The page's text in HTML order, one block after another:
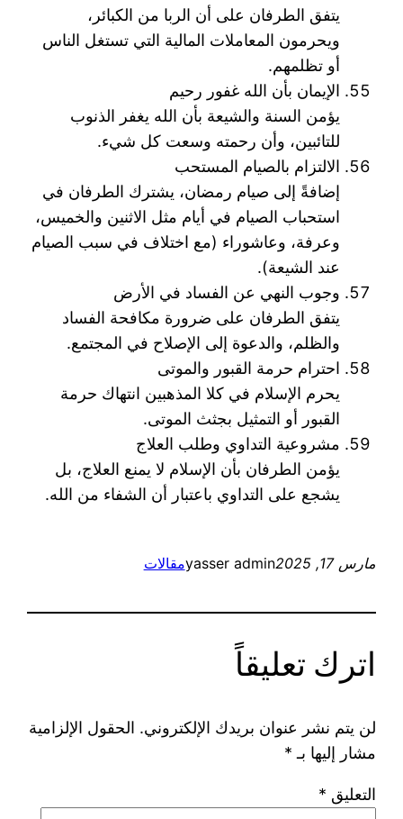
يتفق الطرفان على أن الربا من الكبائر،
ويحرمون المعاملات المالية التي تستغل الناس
أو تظلمهم.
الإيمان بأن الله غفور رحيم
يؤمن السنة والشيعة بأن الله يغفر الذنوب
للتائبين، وأن رحمته وسعت كل شيء.
الالتزام بالصيام المستحب
إضافةً إلى صيام رمضان، يشترك الطرفان في
استحباب الصيام في أيام مثل الاثنين والخميس،
وعرفة، وعاشوراء (مع اختلاف في سبب الصيام
عند الشيعة).
وجوب النهي عن الفساد في الأرض
يتفق الطرفان على ضرورة مكافحة الفساد
والظلم، والدعوة إلى الإصلاح في المجتمع.
احترام حرمة القبور والموتى
يحرم الإسلام في كلا المذهبين انتهاك حرمة
القبور أو التمثيل بجثث الموتى.
مشروعية التداوي وطلب العلاج
يؤمن الطرفان بأن الإسلام لا يمنع العلاج، بل
يشجع على التداوي باعتبار أن الشفاء من الله.
مارس 17, 2025 yasser adminمقالات
اترك تعليقاً
لن يتم نشر عنوان بريدك الإلكتروني. الحقول الإلزامية
مشار إليها بـ *
التعليق *